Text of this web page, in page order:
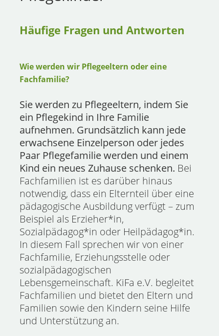
FACHFAMILIE
Häufige Fragen und Antworten
Wie werden wir Pflegeeltern oder eine
Fachfamilie?
Sie werden zu Pflegeeltern, indem Sie
ein Pflegekind in Ihre Familie
aufnehmen. Grundsätzlich kann jede
erwachsene Einzelperson oder jedes
Paar Pflegefamilie werden und einem
Kind ein neues Zuhause schenken. Bei
Fachfamilien ist es darüber hinaus
notwendig, dass ein Elternteil über eine
pädagogische Ausbildung verfügt – zum
Beispiel als Erzieher*in,
Sozialpädagog*in oder Heilpädagog*in.
In diesem Fall sprechen wir von einer
Fachfamilie, Erziehungsstelle oder
sozialpädagogischen
Lebensgemeinschaft. KiFa e.V. begleitet
Fachfamilien und bietet den Eltern und
Familien sowie den Kindern seine Hilfe
und Unterstützung an.